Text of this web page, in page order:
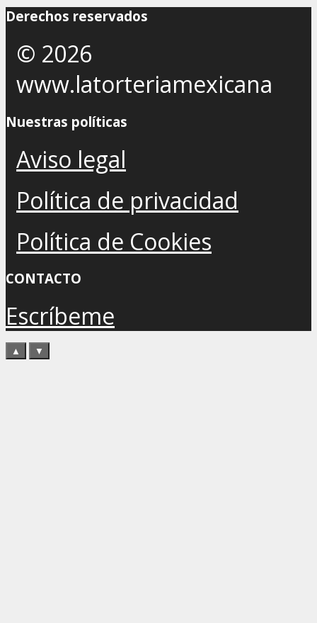
Derechos reservados
© 2026
www.latorteriamexicana
Nuestras políticas
Aviso legal
Política de privacidad
Política de Cookies
CONTACTO
Escríbeme
▲ ▼